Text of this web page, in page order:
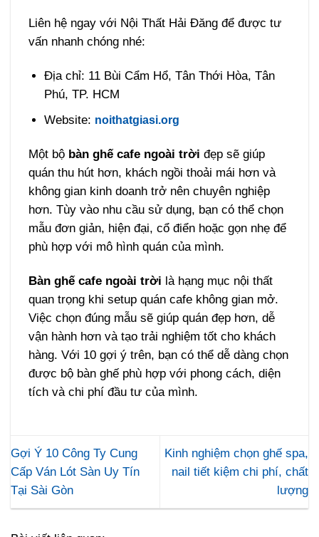
Liên hệ ngay với Nội Thất Hải Đăng để được tư
vấn nhanh chóng nhé:
Địa chỉ: 11 Bùi Cẩm Hổ, Tân Thới Hòa, Tân
Phú, TP. HCM
Website: noithatgiasi.org
Một bộ bàn ghế cafe ngoài trời đẹp sẽ giúp
quán thu hút hơn, khách ngồi thoải mái hơn và
không gian kinh doanh trở nên chuyên nghiệp
hơn. Tùy vào nhu cầu sử dụng, bạn có thể chọn
mẫu đơn giản, hiện đại, cổ điển hoặc gọn nhẹ để
phù hợp với mô hình quán của mình.
Bàn ghế cafe ngoài trời là hạng mục nội thất
quan trọng khi setup quán cafe không gian mở.
Việc chọn đúng mẫu sẽ giúp quán đẹp hơn, dễ
vận hành hơn và tạo trải nghiệm tốt cho khách
hàng. Với 10 gợi ý trên, bạn có thể dễ dàng chọn
được bộ bàn ghế phù hợp với phong cách, diện
tích và chi phí đầu tư của mình.
Gợi Ý 10 Công Ty Cung
Cấp Ván Lót Sàn Uy Tín
Tại Sài Gòn
Kinh nghiệm chọn ghế spa,
nail tiết kiệm chi phí, chất
lượng